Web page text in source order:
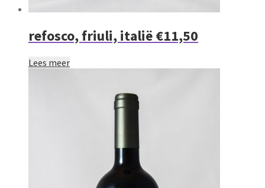
refosco, friuli, italië €11,50
Lees meer